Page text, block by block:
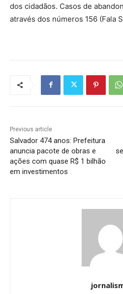
dos cidadãos. Casos de
através dos números 156 (Fala
Previous article
Salvador 474 anos: Prefeitura
anuncia pacote de obras e
ações com quase R$ 1 bilhão
em investimentos